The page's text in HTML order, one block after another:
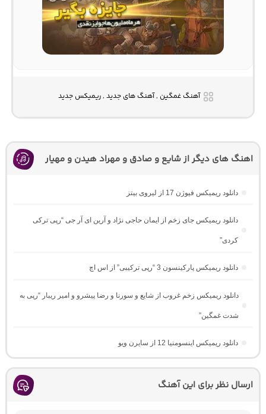
آهنگ غمگین , آهنگ های جدید , ریمیکس جدید
اهنگ های دیگر از شایع و صادق و مهراد هیدن و مهیار
دانلود ریمیکس فیوژن 17 از لیروی بیتز
دانلود ریمیکس جای زخم از ایمان حاجی نژاد و آرین ای آر جی “رپی ترکی
کردی”
دانلود ریمیکس پارکینسون 3 “رپی ترکیبی” از اس اچ
دانلود ریمیکس زخم غروب از شایع و سورنا و رضا پیشرو و امیر ریبار “رپی به
شدت غمگین”
دانلود ریمیکس اینسومنیا 12 از سایرن ویو
ارسال نظر برای این آهنگ